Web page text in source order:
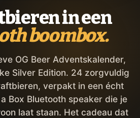
in een
boombox.
OG Beer Adventskalender,
Silver Edition. 24 zorgvuldig
verpakt in een écht
Box Bluetooth speaker die je
laat staan. Het cadeau dat